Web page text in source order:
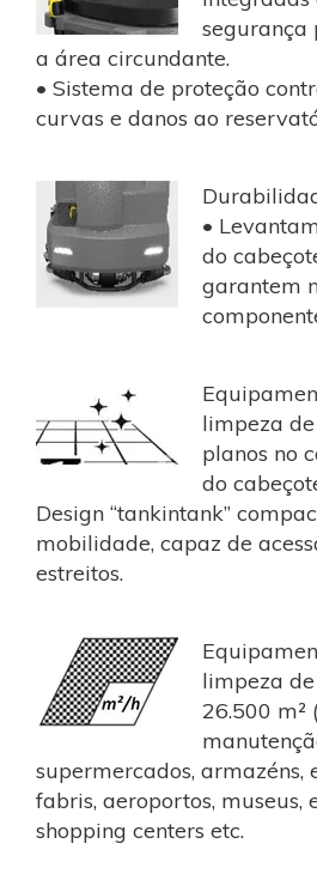
segurança
a área circundante.
• Sistema de proteção
curvas e danos ao
•
do
garantem
limpeza
planos no
do
Design “tankintank”
mobilidade, capaz de
estreitos.
limpeza
26.500 m²
supermercados, armazéns,
fabris, aeroportos, museus,
shopping centers etc.